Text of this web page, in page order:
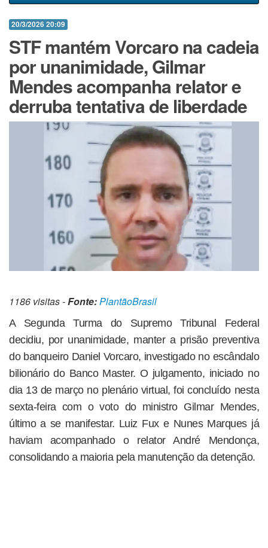
20/3/2026 20:09
STF mantém Vorcaro na cadeia
por unanimidade, Gilmar
Mendes acompanha relator e
derruba tentativa de liberdade
1186 visitas -Fonte: PlantãoBrasil
A Segunda Turma do Supremo Tribunal Federal
decidiu, por unanimidade, manter a prisão preventiva
do banqueiro Daniel Vorcaro, investigado no escândalo
bilionário do Banco Master. O julgamento, iniciado no
dia 13 de março no plenário virtual, foi concluído nesta
sexta-feira com o voto do ministro Gilmar Mendes,
último a se manifestar. Luiz Fux e Nunes Marques já
haviam acompanhado o relator André Mendonça,
consolidando a maioria pela manutenção da detenção.